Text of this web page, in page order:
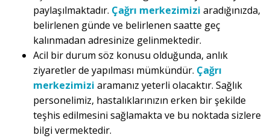
paylaşılmaktadır. Çağrı merkezimizi aradığınızda,
belirlenen günde ve belirlenen saatte geç
kalınmadan adresinize gelinmektedir.
Acil bir durum söz konusu olduğunda, anlık
ziyaretler de yapılması mümkündür. Çağrı
merkezimizi aramanız yeterli olacaktır. Sağlık
personelimiz, hastalıklarınızın erken bir şekilde
teşhis edilmesini sağlamakta ve bu noktada sizlere
bilgi vermektedir.